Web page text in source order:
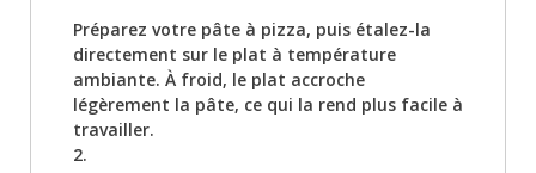
Préparez votre pâte à pizza, puis étalez-la
directement sur le plat à température
ambiante. À froid, le plat accroche
légèrement la pâte, ce qui la rend plus facile à
travailler.
2.